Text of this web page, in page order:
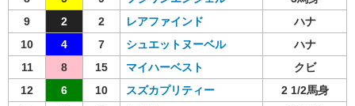
9
2 2 レアファインド
ハナ
10
4 7 シュエットヌーベル
ハナ
11
8 15 マイハーベスト
クビ
12
6 10 スズカプリティー
2 1/2馬身